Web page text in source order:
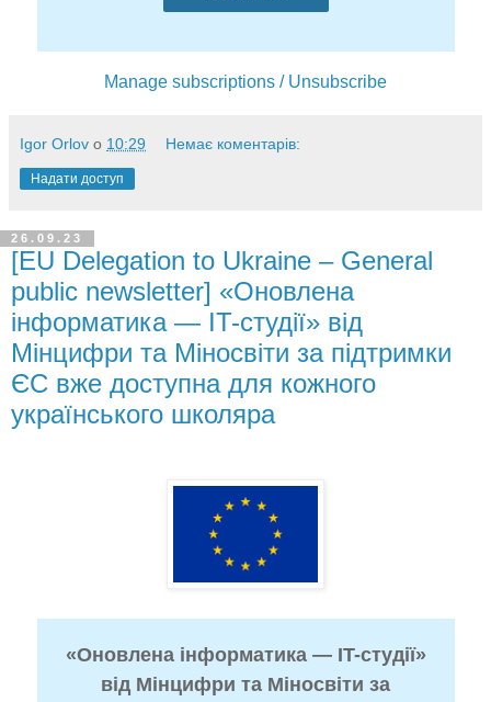
Manage subscriptions / Unsubscribe
Igor Orlov о 10:29 Немає коментарів:
Надати доступ
26.09.23
[EU Delegation to Ukraine – General
public newsletter] «Оновлена
інформатика — IT-студії» від
Мінцифри та Міносвіти за підтримки
ЄС вже доступна для кожного
українського школяра
«Оновлена інформатика — IT-студії»
від Мінцифри та Міносвіти за